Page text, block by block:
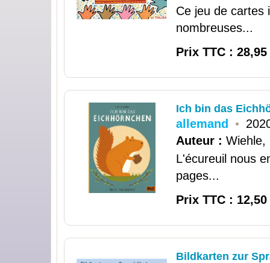
Ce jeu de cartes
nombreuses...
Prix TTC : 28,95
Ich bin das
allemand •
Auteur : Wiehle,
L'écureuil nous
pages...
Prix TTC : 12,50
Bildkarten zur